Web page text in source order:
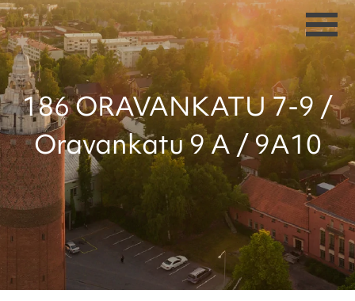
186 ORAVANKATU 7-9 /
Oravankatu 9 A / 9A10